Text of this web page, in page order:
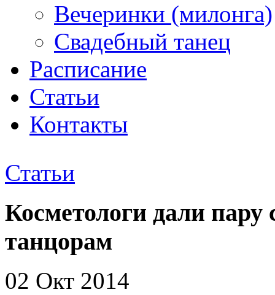
Вечеринки (милонга)
Свадебный танец
Расписание
Статьи
Контакты
Статьи
Косметологи дали
танцорам
02 Окт 2014